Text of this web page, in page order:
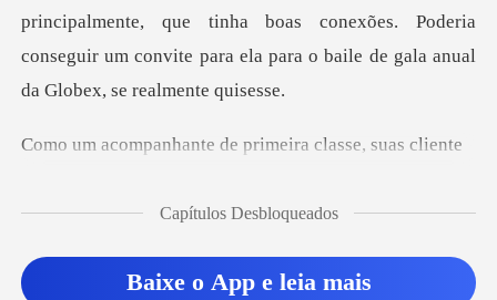
principalmente, que tinha boas conexões.
nte de primeira c
Capítulos Desbloqueados
Baixe o App e leia mais